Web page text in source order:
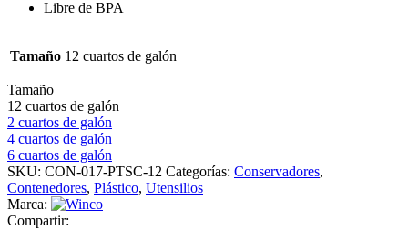
Libre de BPA
Tamaño 12 cuartos de galón
Tamaño
12 cuartos de galón
2 cuartos de galón
4 cuartos de galón
6 cuartos de galón
SKU: CON-017-PTSC-12 Categorías: Conservadores,
Contenedores, Plástico, Utensilios
Marca:
Compartir: